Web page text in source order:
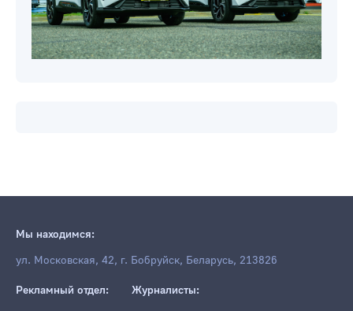
Мы находимся:
ул. Московская, 42, г. Бобруйск, Беларусь, 213826
Рекламный отдел:
Журналисты: